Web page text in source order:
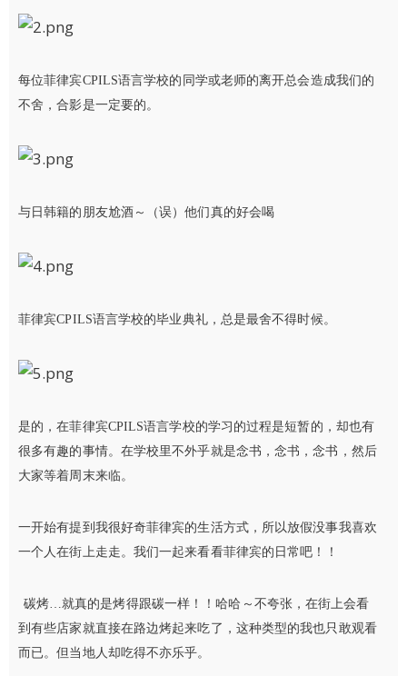
每位菲律宾CPILS语言学校的同学或老师的离开总会造成我们的
不舍，合影是一定要的。
与日韩籍的朋友尬酒～（误）他们真的好会喝
菲律宾CPILS语言学校的毕业典礼，总是最舍不得时候。
是的，在菲律宾CPILS语言学校的学习的过程是短暂的，却也有
很多有趣的事情。在学校里不外乎就是念书，念书，念书，然后
大家等着周末来临。
一开始有提到我很好奇菲律宾的生活方式，所以放假没事我喜欢
一个人在街上走走。我们一起来看看菲律宾的日常吧！！
碳烤…就真的是烤得跟碳一样！！哈哈～不夸张，在街上会看
到有些店家就直接在路边烤起来吃了，这种类型的我也只敢观看
而已。但当地人却吃得不亦乐乎。